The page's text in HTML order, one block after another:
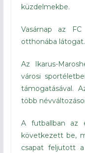
küzdelmekbe.
Vasárnap az
otthonába látogat.
Az Ikarus-
városi
támogatásával.
több
A futballban az
következett be,
csapat feljutott